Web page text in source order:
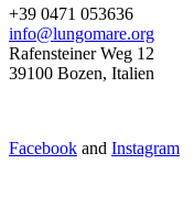
+39 0471 053636
info@lungomare.org
Rafensteiner Weg 12
39100 Bozen, Italien
Facebook and Instagram